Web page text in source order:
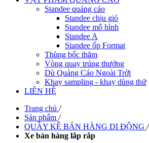
Standee quảng cáo
Standee chịu gió
Standee mô hình
Standee A
Standee ốp Format
Thùng bốc thăm
Vòng quay trúng thưởng
Dù Quảng Cáo Ngoài Trời
Khay sampling - khay dùng thử
LIÊN HỆ
Trang chủ /
Sản phẩm /
QUẦY KỆ BÁN HÀNG DI ĐỘNG /
Xe bán hàng lắp rắp